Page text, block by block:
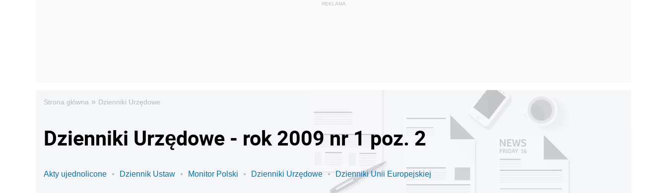
Strona główna » Dzienniki Urzędowe
Dzienniki Urzędowe - rok 2009 nr 1 poz. 2
Akty ujednolicone Dziennik Ustaw Monitor Polski Dzienniki Urzędowe Dzienniki Unii Europejskiej